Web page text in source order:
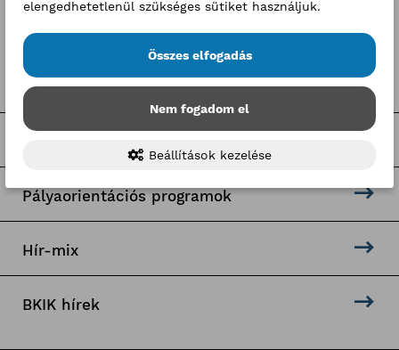
Kategóriák
Hírek
Pályaorientációs programok
Hír-mix
BKIK hírek
elengedhetetlenül szükséges sütiket használjuk.
Összes elfogadás
Nem fogadom el
Beállítások kezelése